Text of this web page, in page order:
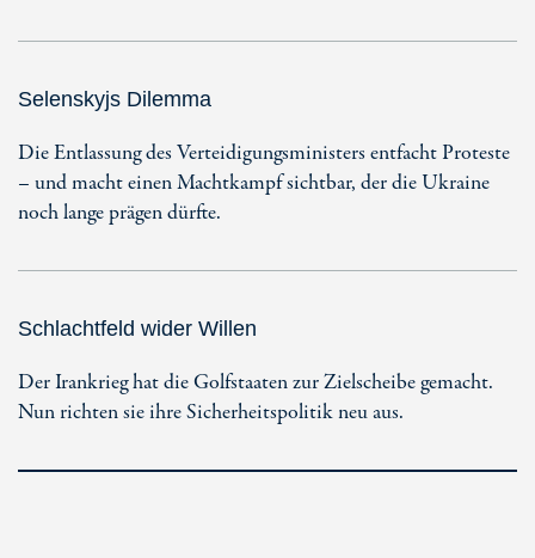
Selenskyjs Dilemma
Die Entlassung des Verteidigungsministers entfacht Proteste
– und macht einen Machtkampf sichtbar, der die Ukraine
noch lange prägen dürfte.
Schlachtfeld wider Willen
Der Irankrieg hat die Golfstaaten zur Zielscheibe gemacht.
Nun richten sie ihre Sicherheitspolitik neu aus.